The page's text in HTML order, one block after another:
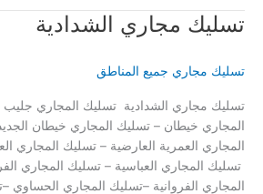
تسليك مجاري الشدادية
تسليك مجاري جميع المناطق
تسليك مجاري الشدادية تسليك المجاري جليب
المجاري خيطان – تسليك المجاري خيطان
المجاري العمرية العارضية – تسليك المجاري
تسليك المجاري العباسية – تسليك المجاري
المجاري الفروانية –تسليك المجاري الحساوي